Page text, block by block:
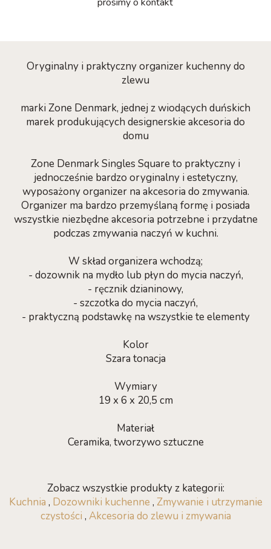
Oryginalny i praktyczny organizer kuchenny do
zlewu
marki Zone Denmark, jednej z wiodących duńskich
marek produkujących designerskie akcesoria do
domu
Zone Denmark Singles Square to praktyczny i
jednocześnie bardzo oryginalny i estetyczny,
wyposażony organizer na akcesoria do zmywania.
Organizer ma bardzo przemyślaną formę i posiada
wszystkie niezbędne akcesoria potrzebne i przydatne
podczas zmywania naczyń w kuchni.
W skład organizera wchodzą;
- dozownik na mydło lub płyn do mycia naczyń,
- ręcznik dzianinowy,
- szczotka do mycia naczyń,
- praktyczną podstawkę na wszystkie te elementy
Kolor
Szara tonacja
Wymiary
19 x 6 x 20,5 cm
Materiał
Ceramika, tworzywo sztuczne
Zobacz wszystkie produkty z kategorii:
Kuchnia , Dozowniki kuchenne , Zmywanie i utrzymanie
czystości , Akcesoria do zlewu i zmywania